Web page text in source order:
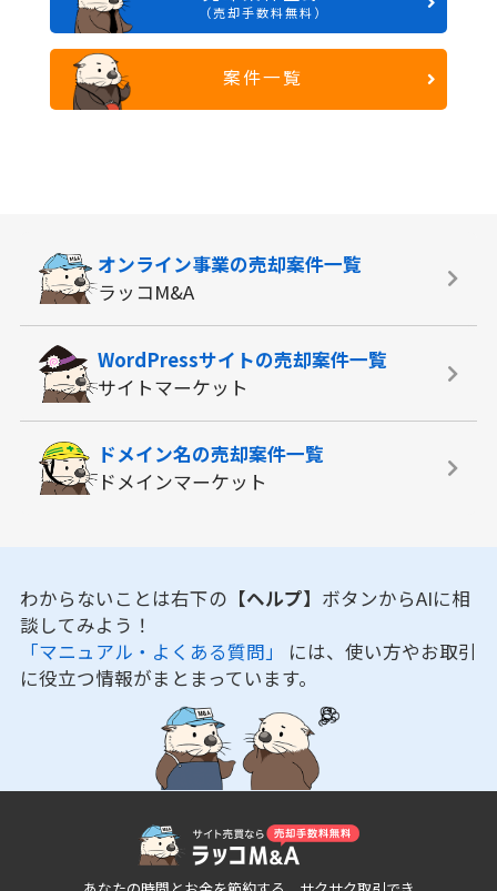
（売却手数料無料）
案件一覧
オンライン事業の売却案件一覧
ラッコM&A
WordPressサイトの売却案件一覧
サイトマーケット
ドメイン名の売却案件一覧
ドメインマーケット
わからないことは右下の 【ヘルプ】 ボタンからAIに相
談してみよう！
「マニュアル・よくある質問」 には、使い方やお取引
に役立つ情報がまとまっています。